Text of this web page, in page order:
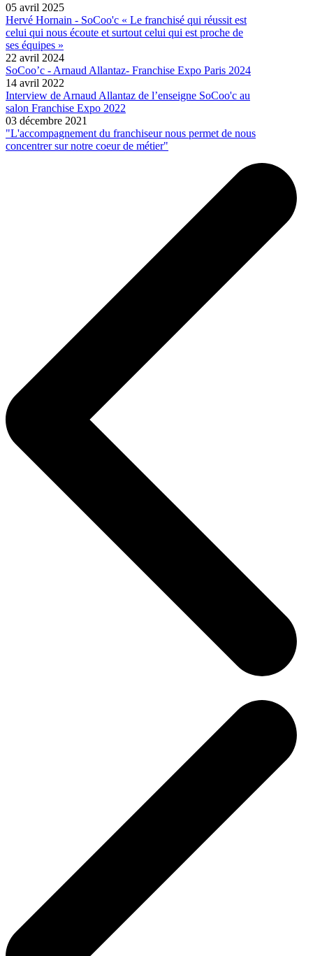
05 avril 2025
Hervé Hornain - SoCoo'c « Le franchisé qui réussit est
celui qui nous écoute et surtout celui qui est proche de
ses équipes »
22 avril 2024
SoCoo’c - Arnaud Allantaz- Franchise Expo Paris 2024
14 avril 2022
Interview de Arnaud Allantaz de l’enseigne SoCoo'c au
salon Franchise Expo 2022
03 décembre 2021
"L'accompagnement du franchiseur nous permet de nous
concentrer sur notre coeur de métier"